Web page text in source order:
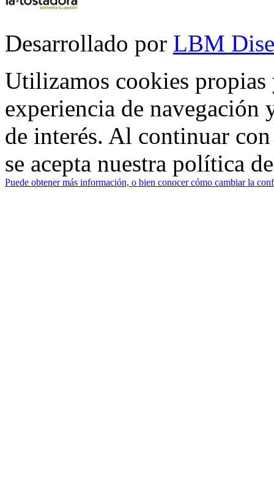
Desarrollado por LBM
Utilizamos cookies propias
experiencia de
de interés. Al continuar
se acepta nuestra política
Puede obtener más información, o bien conocer cómo cambiar la